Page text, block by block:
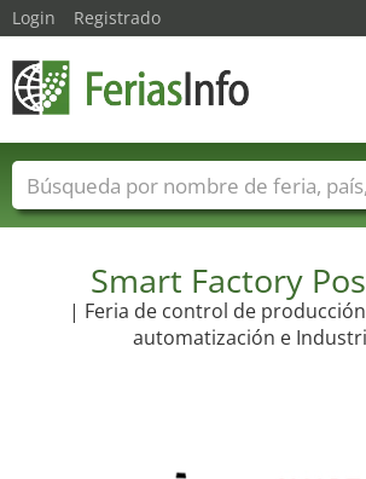
Smart Factory
| Feria de control de
automatización e
Login Registrado
Nombres de ferias Países
Sectores de proveedor de servicios